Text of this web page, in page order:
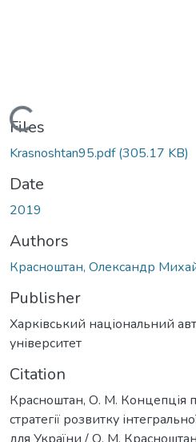
Loading...
Files
Krasnoshtan95.pdf(305.17 KB)
Date
2019
Authors
Красноштан, Олександр
Publisher
Харківський національний
університет
Citation
Красноштан, О. М. Концепція
стратегії розвитку